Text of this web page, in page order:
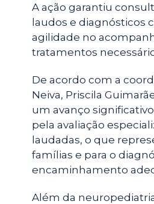
A ação garantiu
laudos e diagnósticos
agilidade no
tratamentos
De acordo com a
Neiva, Priscila
um avanço
pela avaliação
laudadas, o que
famílias e para o
encaminhamento
Além da